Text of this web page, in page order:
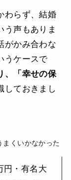
わらず、結婚
う声もありま
がかみ合わな
うケースで
、「幸せの保
しておきまし
まくいかなかった
円・有名大